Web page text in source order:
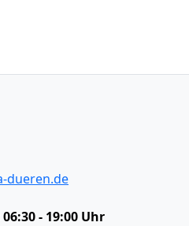
dueren.de
06:30 - 19:00 Uhr